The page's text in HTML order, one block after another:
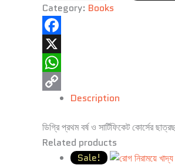
Category: Books
Facebook
X
WhatsApp
Copy Description
ডিগ্রি প্রথম বর্ষ ও সার্টিফিকেট কোর্সের
Related products
Sale!